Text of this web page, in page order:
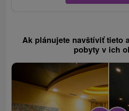
Ak plánujete navštíviť tieto
pobyty v ich